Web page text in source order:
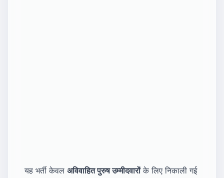
यह भर्ती केवल अविवाहित पुरुष उम्मीदवारोंके लिए निकाली गई